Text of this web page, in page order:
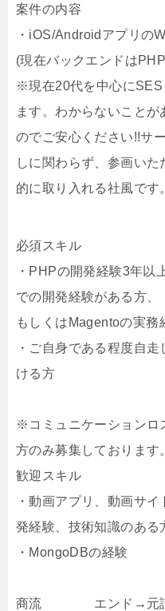
案件の内容
・iOS/Androidアプリの
(現在バックエンドは
※現在20代を中心にSES
ます。わからないこと
のでご安心ください!!サ
しに関わらず、参画い
的に取り入れる社風です
必須スキル
・PHPの開発経験3年以
での開発経験がある方、
もしくはMagentoの実務
・ご自身である程度自
ける方
※コミュニケーションロ
方のみ募集しております
歓迎スキル
・動画アプリ、動画サ
発経験、技術知識のある
・MongoDBの経験
商流 エンド→元請